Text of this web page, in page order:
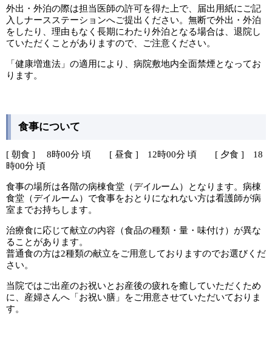
外出・外泊の際は担当医師の許可を得た上で、届出用紙にご記
入しナースステーションへご提出ください。無断で外出・外泊
をしたり、理由もなく長期にわたり外泊となる場合は、退院し
ていただくことがありますので、ご注意ください。
「健康増進法」の適用により、病院敷地内全面禁煙となってお
ります。
食事について
[ 朝食 ] 8時00分 頃 [ 昼食 ] 12時00分 頃 [ 夕食 ] 18
時00分 頃
食事の場所は各階の病棟食堂（デイルーム）となります。病棟
食堂（デイルーム）で食事をおとりになれない方は看護師が病
室までお持ちします。
治療食に応じて献立の内容（食品の種類・量・味付け）が異な
ることがあります。
普通食の方は2種類の献立をご用意しておりますのでお選びくだ
さい。
当院ではご出産のお祝いとお産後の疲れを癒していただくため
に、産婦さんへ「お祝い膳」をご用意させていただいておりま
す。